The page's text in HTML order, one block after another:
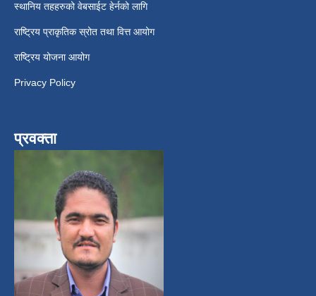
स्थानिय तहहरुको वेबसाईट हेर्नको लागि
राष्ट्रिय प्राकृतिक स्रोत तथा वित्त आयोग
राष्ट्रिय योजना आयोग
Privacy Policy
प्रवक्ता